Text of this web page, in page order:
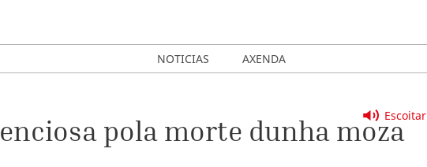
NOTICIAS AXENDA
Escoitar
pola morte dunha moza